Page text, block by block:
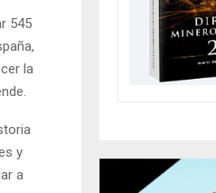
545
la
y
a